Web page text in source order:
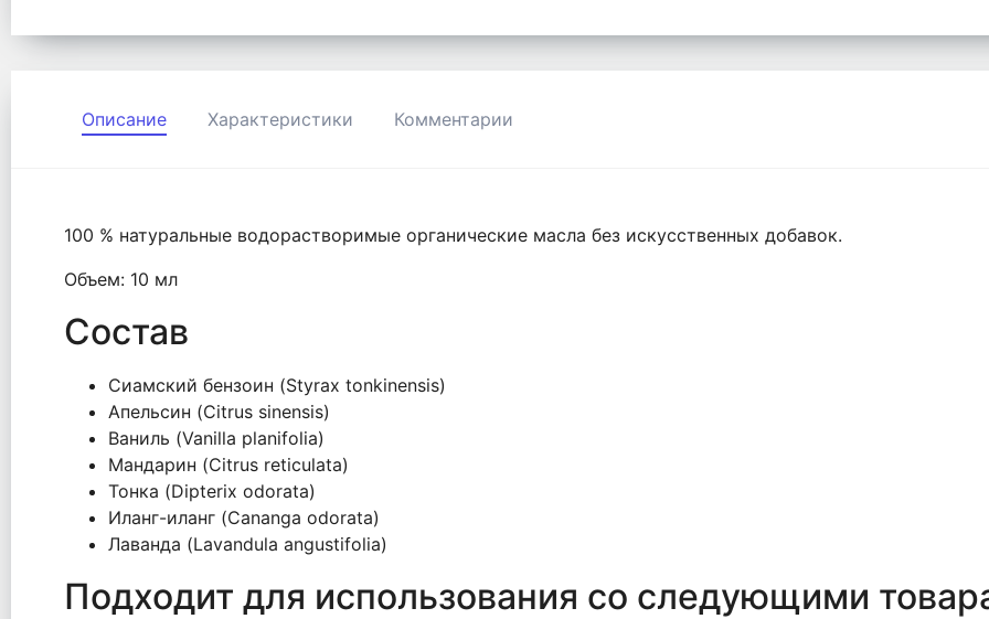
Описание Характеристики Комментарии
100 % натуральные водорастворимые органические масла без искусственных добавок.
Объем: 10 мл
Состав
Сиамский бензоин (Styrax tonkinensis)
Апельсин (Citrus sinensis)
Ваниль (Vanilla planifolia)
Мандарин (Citrus reticulata)
Тонка (Dipterix odorata)
Иланг-иланг (Cananga odorata)
Лаванда (Lavandula angustifolia)
Подходит для использования со следующими